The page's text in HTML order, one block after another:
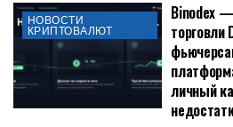
НОВОСТИ
КРИПТОВАЛЮТ
Binodex
торговли
личный